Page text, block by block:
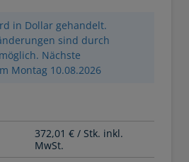
in Dollar gehandelt.
sind durch
Nächste
Montag 10.08.2026
372,01 € / Stk. inkl.
MwSt.